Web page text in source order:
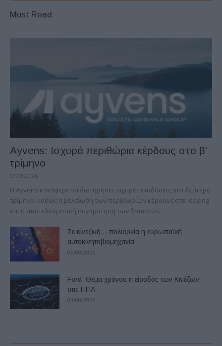
Must Read
Ayvens: Iσχυρά περιθώρια κέρδους στο β’
τρίμηνο
03/08/2026
Η Ayvens κατάφερε να διατηρήσει ισχυρές επιδόσεις στο δεύτερο
τρίμηνο, καθώς η βελτίωση των περιθωρίων κέρδους στο leasing
και η αποτελεσματική συγκράτηση των δαπανών...
Σε κινεζική… πολιορκία η ευρωπαϊκή
αυτοκινητοβιομηχανία
06/08/2026
Ford: Θέμα χρόνου η είσοδος των Κινέζων
στις ΗΠΑ
03/08/2026